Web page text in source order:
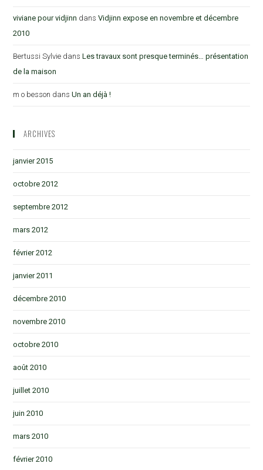
viviane pour vidjinn dansVidjinn expose en novembre et décembre
2010
Bertussi Sylvie dansLes travaux sont presque terminés… présentation
de la maison
m o besson dansUn an déjà !
ARCHIVES
janvier 2015
octobre 2012
septembre 2012
mars 2012
février 2012
janvier 2011
décembre 2010
novembre 2010
octobre 2010
août 2010
juillet 2010
juin 2010
mars 2010
février 2010